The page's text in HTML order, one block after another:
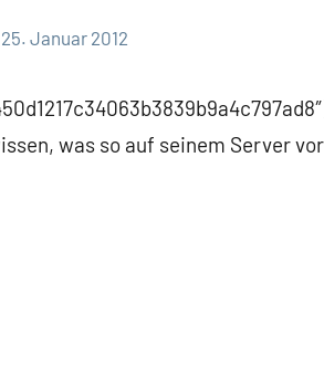
25. Januar 2012
was so auf seinem Server